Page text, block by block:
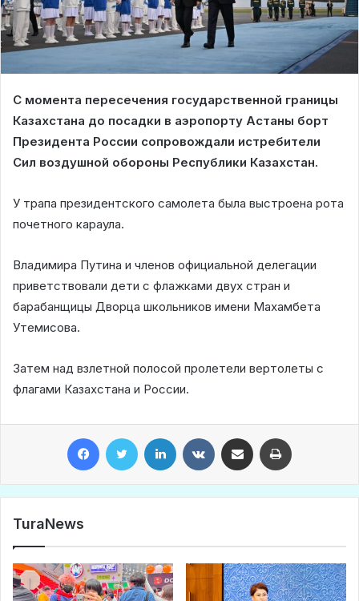
С момента пересечения государственной границы
Казахстана до посадки в аэропорту Астаны борт
Президента России сопровождали истребители
Сил воздушной обороны Республики Казахстан.
У трапа президентского самолета была выстроена рота
почетного караула.
Владимира Путина и членов официальной делегации
приветствовали дети с флажками двух стран и
барабанщицы Дворца школьников имени Махамбета
Утемисова.
Затем над взлетной полосой пролетели вертолеты с
флагами Казахстана и России.
TuraNews